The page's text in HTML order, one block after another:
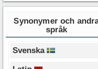
Synonymer och
språk
Svenska